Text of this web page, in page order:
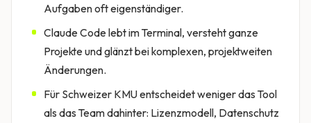
Aufgaben oft eigenständiger.
Claude Code lebt im Terminal, versteht ganze
Projekte und glänzt bei komplexen, projektweiten
Änderungen.
Für Schweizer KMU entscheidet weniger das Tool
als das Team dahinter: Lizenzmodell, Datenschutz